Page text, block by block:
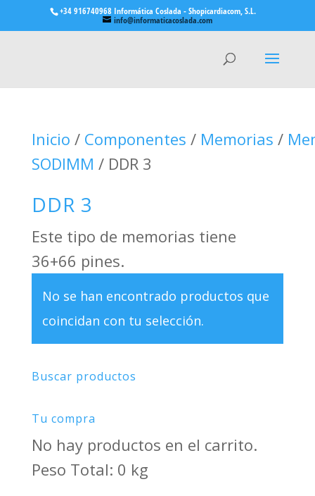
+34 916740968 Informática Coslada - Shopicardiacom, S.L.
info@informaticacoslada.com
Inicio / Componentes / Memorias /
SODIMM / DDR 3
DDR 3
Este tipo de memorias tiene
36+66 pines.
No se han encontrado productos que
coincidan con tu selección.
Buscar productos
Tu compra
No hay productos en el carrito.
Peso Total: 0 kg